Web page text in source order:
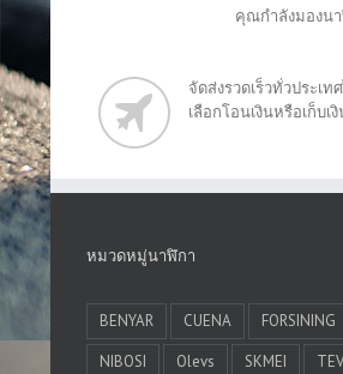
คุณกำลังมองนา
จัดส่งรวดเร็วทั่วประเท
เลือกโอนเงินหรือเก็บเ
หมวดหมู่นาฬิกา
BENYAR CUENA FORSINING
NIBOSI
Olevs SKMEI